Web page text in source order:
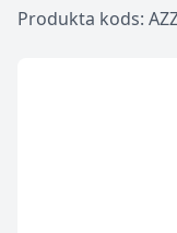
Produkta kods: